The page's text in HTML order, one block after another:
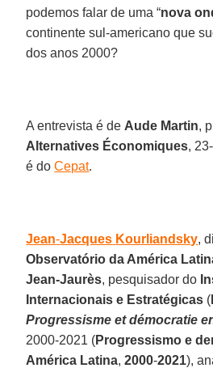
podemos falar de uma “nova
continente sul-americano que
dos anos 2000?
A entrevista é de Aude Martin,
Alternatives Économiques,
é doCepat.
Jean-Jacques Kourliandsky,
Observatório da América
Jean-Jaurès, pesquisador do
Internacionais e Estratégicas (
Progressisme et démocratie
2000-2021 (Progressismo e
América Latina,2000-2021),